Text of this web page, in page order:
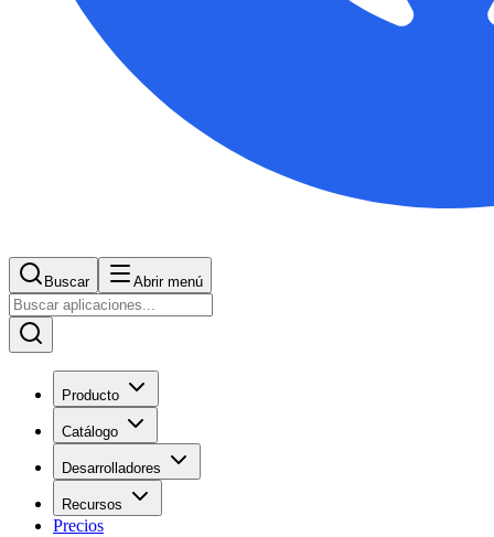
Buscar Abrir menú
Producto
Catálogo
Desarrolladores
Recursos
Precios